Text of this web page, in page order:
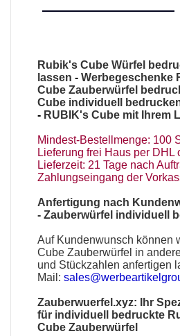
Rubik's Cube Würfel
lassen -Werbegeschenke
Cube Zauberwürfel
Cube individuell
- RUBIK's Cube mit Ihrem
Mindest-Bestellmenge: 100
Lieferung frei Haus per DHL
Lieferzeit: 21 Tage nach
Zahlungseingang der
Anfertigung nach
-Zauberwürfel individuell
Auf Kundenwunsch können
Cube Zauberwürfel in
und Stückzahlen anfertigen
Mail:
Zauberwuerfel.xyz: Ihr
für individuell bedruckte
Cube Zauberwürfel